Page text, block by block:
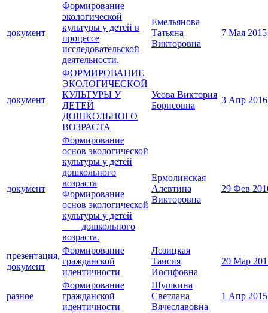
документ
Формирование
экологической
культуры у детей в
процессе
исследовательской
деятельности.
Емельянова
Татьяна
Викторовна
7 Мая 2015
документ
ФОРМИРОВАНИЕ
ЭКОЛОГИЧЕСКОЙ
КУЛЬТУРЫ У
ДЕТЕЙ
ДОШКОЛЬНОГО
ВОЗРАСТА
Усова Виктория
Борисовна
3 Апр 2016
документ
Формирование
основ экологической
культуры у детей
дошкольного
возраста
Формирование
основ экологической
культуры у детей
дошкольного
возраста.
Ермолинская
Алевтина
Викторовна
29 Фев
презентация,
документ
Формирование
гражданской
идентичности
Лозицкая
Таисия
Иосифовна
20 Мар
разное
Формирование
гражданской
идентичности
Шушкина
Светлана
Вячеславовна
1 Апр 2015